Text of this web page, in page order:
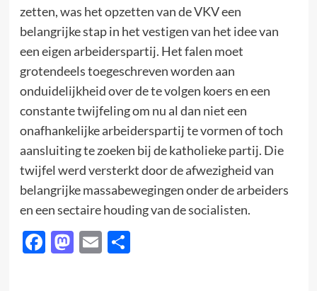
zetten, was het opzetten van de VKV een
belangrijke stap in het vestigen van het idee van
een eigen arbeiderspartij. Het falen moet
grotendeels toegeschreven worden aan
onduidelijkheid over de te volgen koers en een
constante twijfeling om nu al dan niet een
onafhankelijke arbeiderspartij te vormen of toch
aansluiting te zoeken bij de katholieke partij. Die
twijfel werd versterkt door de afwezigheid van
belangrijke massabewegingen onder de arbeiders
en een sectaire houding van de socialisten.
Facebook
Mastodon
EmailDelen